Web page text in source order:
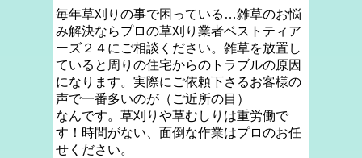
毎年草刈りの事で困っている…雑草のお悩
み解決ならプロの草刈り業者ベストティア
ーズ２４にご相談ください。雑草を放置し
ていると周りの住宅からのトラブルの原因
になります。実際にご依頼下さるお客様の
声で一番多いのが（ご近所の目）
なんです。草刈りや草むしりは重労働で
す！時間がない、面倒な作業はプロのお任
せください。